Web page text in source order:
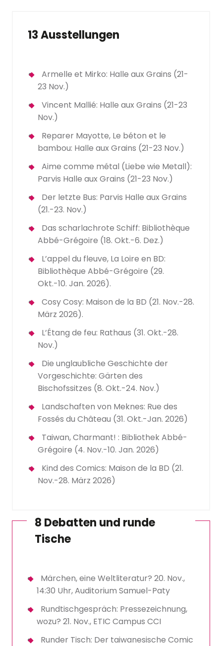
13 Ausstellungen
Armelle et Mirko: Halle aux Grains (21-
23 Nov.)
Vincent Mallié: Halle aux Grains (21-23
Nov.)
Reparer Mayotte, Le béton et le
bambou: Halle aux Grains (21-23 Nov.)
Aime comme métal (Liebe wie Metall):
Parvis Halle aux Grains (21-23 Nov.)
Der letzte Bus: Parvis Halle aux Grains
(21.-23. Nov.)
Das scharlachrote Schiff: Bibliothèque
Abbé-Grégoire (18. Okt.-6. Dez.)
L’appel du fleuve, La Loire en BD:
Bibliothèque Abbé-Grégoire (29.
Okt.-10. Jan. 2026).
Cosy Cosy: Maison de la BD (21. Nov.-28.
März 2026).
L’Étang de feu: Rathaus (31. Okt.-28.
Nov.)
Die unglaubliche Geschichte der
Vorgeschichte: Gärten des
Bischofssitzes (8. Okt.-24. Nov.)
Landschaften von Meknes: Rue des
Fossés du Château (31. Okt.-Jan. 2026)
Taiwan, Charmant! : Bibliothek Abbé-
Grégoire (4. Nov.-10. Jan. 2026)
Kind des Comics: Maison de la BD (21.
Nov.-28. März 2026)
8 Debatten und runde
Tische
Märchen, eine Weltliteratur? 20. Nov.,
14:30 Uhr, Auditorium Samuel-Paty
Rundtischgespräch: Pressezeichnung,
wozu? 21. Nov., ETIC Campus CCI
Runder Tisch: Der taiwanesische Comic